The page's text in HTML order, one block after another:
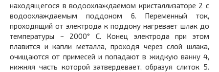
находящегося в водоохлаждаемом кристаллизаторе 2с
водоохлаждаемым поддоном 6. Переменный ток,
проходящий от электрода к поддону нагревает шлак до
температуры ~ 2000° С. Конец электрода при этом
плавится и капли металла, проходя через слой шлака,
очищаются от примесей и попадают в жидкую ванну 4,
нижняя часть которой затвердевает, образуя слиток 5.